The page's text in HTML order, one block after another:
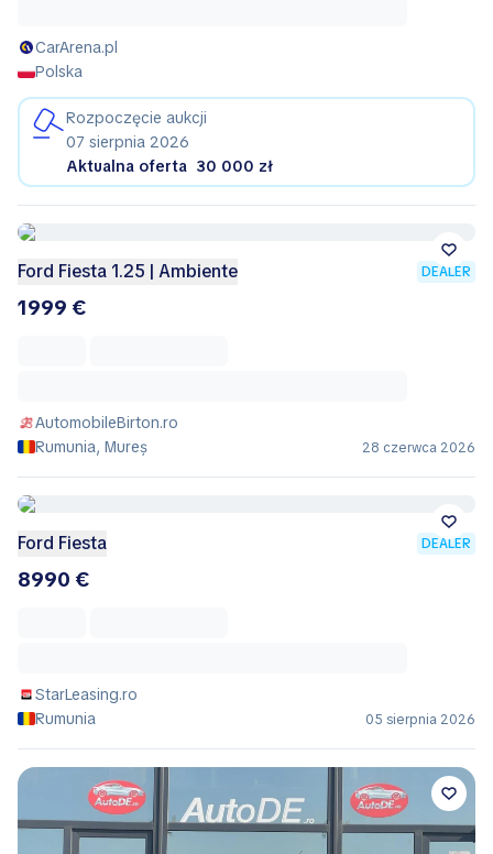
CarArena.pl
Polska
Rozpoczęcie aukcji
07 sierpnia 2026
Aktualna oferta 30 000 zł
Ford Fiesta 1.25 | Ambiente DEALER
1999 €
AutomobileBirton.ro
Rumunia, Mureș
28 czerwca 2026
Ford Fiesta DEALER
8990 €
StarLeasing.ro
Rumunia
05 sierpnia 2026